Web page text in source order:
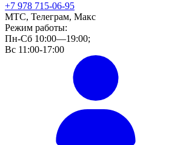
+7 978 715-06-95
МТС, Телеграм, Макс
Режим работы:
Пн-Сб 10:00—19:00;
Вс 11:00-17:00